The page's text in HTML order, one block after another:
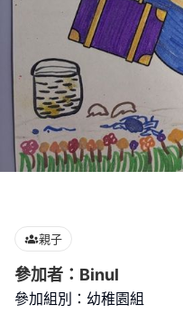
親子
參加者：Binul
參加組別：幼稚園組